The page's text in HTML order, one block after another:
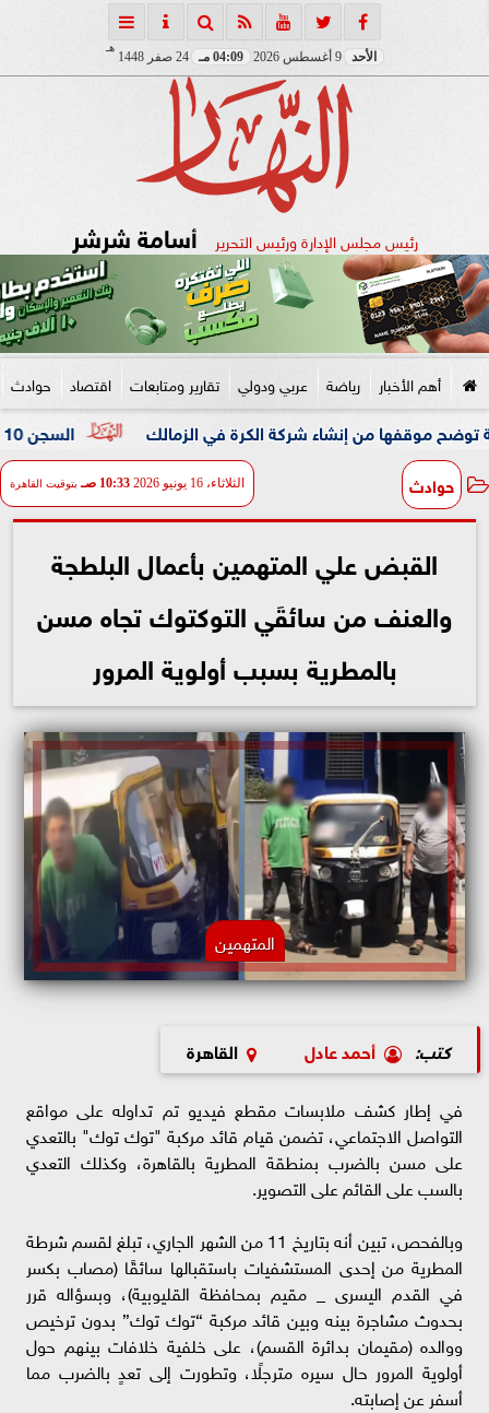
الأحد 04:09 مـ 24 صفر 1448
هـ
رئيس مجلس الإدارة ورئيس التحرير أسامة شرشر
أهم الأخبار رياضة عربي ودولي تقارير ومتابعات اقتصاد حوادث
السجن 10 سنوات للمتهم في القضية المعروفة بمستريح البيض من إنشاء شركة الكرة في الزمالك
حوادث الثلاثاء، 16 يونيو 2026 10:33 صـ بتوقيت القاهرة
القبض علي المتهمين بأعمال البلطجة
والعنف من سائقَي التوكتوك تجاه مسن
بالمطرية بسبب أولوية المرور
المتهمين
كتب: أحمد عادل القاهرة
في إطار كشف ملابسات مقطع فيديو تم تداوله على مواقع
التواصل الاجتماعي، تضمن قيام قائد مركبة "توك توك" بالتعدي
على مسن بالضرب بمنطقة المطرية بالقاهرة، وكذلك التعدي
بالسب على القائم على التصوير.
وبالفحص، تبين أنه بتاريخ 11 من الشهر الجاري، تبلغ لقسم شرطة
المطرية من إحدى المستشفيات باستقبالها سائقًا (مصاب بكسر
في القدم اليسرى _ مقيم بمحافظة القليوبية)، وبسؤاله قرر
بحدوث مشاجرة بينه وبين قائد مركبة “توك توك” بدون ترخيص
ووالده (مقيمان بدائرة القسم)، على خلفية خلافات بينهم حول
أولوية المرور حال سيره مترجلًا، وتطورت إلى تعدٍ بالضرب مما
أسفر عن إصابته.